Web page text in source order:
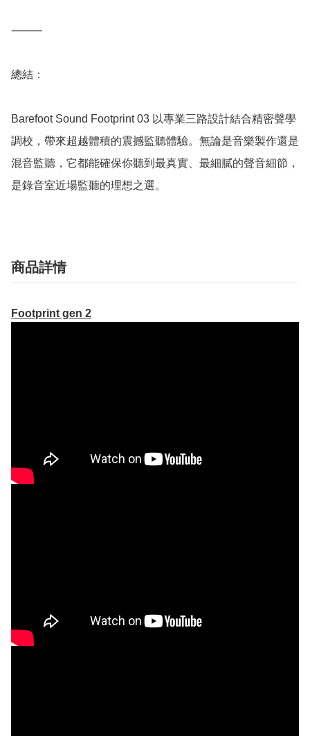
⸻
總結：
Barefoot Sound Footprint 03 以專業三路設計結合精密聲學
調校，帶來超越體積的震撼監聽體驗。無論是音樂製作還是
混音監聽，它都能確保你聽到最真實、最細膩的聲音細節，
是錄音室近場監聽的理想之選。
商品詳情
Footprint gen 2